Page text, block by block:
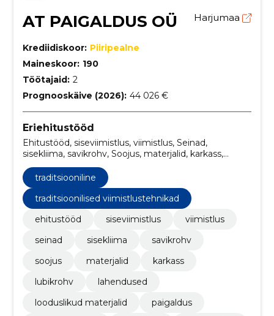
AT PAIGALDUS OÜ Harjumaa
Krediidiskoor: Piiripealne
Maineskoor: 190
Töötajaid: 2
Prognooskäive (2026): 44 026 €
Eriehitustööd
Ehitustööd, siseviimistlus, viimistlus, Seinad,
sisekliima, savikrohv, Soojus, materjalid, karkass,
lubikrohv
traditsiooniline
traditsioonilised viimistlustehnikad
ehitustööd
siseviimistlus
viimistlus
seinad
sisekliima
savikrohv
soojus
materjalid
karkass
lubikrohv
lahendused
looduslikud materjalid
paigaldus